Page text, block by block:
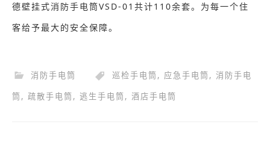
德壁挂式消防手电筒VSD-01共计110余套。为每一个住
客给予最大的安全保障。
消防手电筒 巡检手电筒, 应急手电筒, 消防手电
筒, 疏散手电筒, 逃生手电筒, 酒店手电筒